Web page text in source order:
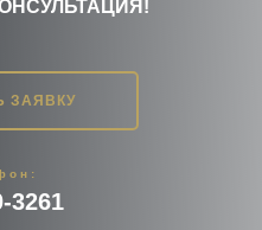
3261
ЗАЯВКУ